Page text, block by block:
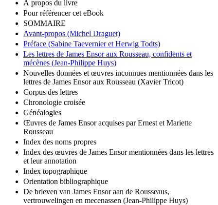
À propos du livre
Pour référencer cet eBook
SOMMAIRE
Avant-propos (Michel Draguet)
Préface (Sabine Taevernier et Herwig Todts)
Les lettres de James Ensor aux Rousseau, confidents et
mécènes (Jean-Philippe Huys)
Nouvelles données et œuvres inconnues mentionnées dans les
lettres de James Ensor aux Rousseau (Xavier Tricot)
Corpus des lettres
Chronologie croisée
Généalogies
Œuvres de James Ensor acquises par Ernest et Mariette
Rousseau
Index des noms propres
Index des œuvres de James Ensor mentionnées dans les lettres
et leur annotation
Index topographique
Orientation bibliographique
De brieven van James Ensor aan de Rousseaus,
vertrouwelingen en mecenassen (Jean-Philippe Huys)